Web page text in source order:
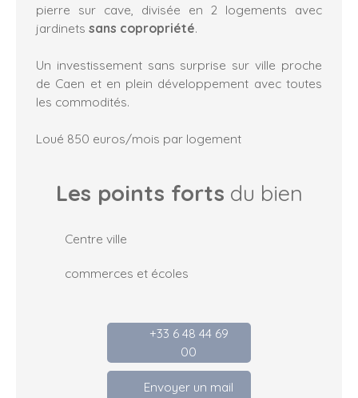
pierre sur cave, divisée en 2 logements avec
jardinets sans copropriété.
Un investissement sans surprise sur ville proche
de Caen et en plein développement avec toutes
les commodités.
Loué 850 euros/mois par logement
Les points forts du bien
Centre ville
commerces et écoles
+33 6 48 44 69
00
Envoyer un mail